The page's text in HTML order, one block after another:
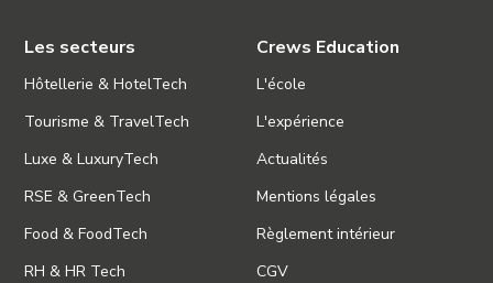
Les secteurs
Hôtellerie & HotelTech
Tourisme & TravelTech
Luxe & LuxuryTech
RSE & GreenTech
Food & FoodTech
RH & HR Tech
Crews Education
L'école
L'expérience
Actualités
Mentions légales
Règlement intérieur
CGV